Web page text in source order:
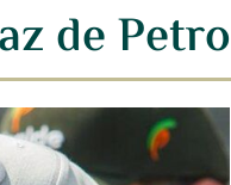
de Petro